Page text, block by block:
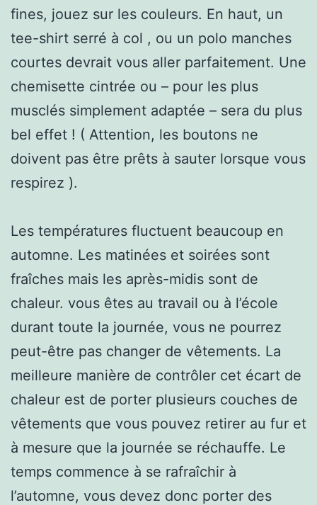
fines, jouez sur les couleurs. En haut, un
tee-shirt serré à col , ou un polo manches
courtes devrait vous aller parfaitement. Une
chemisette cintrée ou – pour les plus
musclés simplement adaptée – sera du plus
bel effet ! ( Attention, les boutons ne
doivent pas être prêts à sauter lorsque vous
respirez ).
Les températures fluctuent beaucoup en
automne. Les matinées et soirées sont
fraîches mais les après-midis sont de
chaleur. vous êtes au travail ou à l’école
durant toute la journée, vous ne pourrez
peut-être pas changer de vêtements. La
meilleure manière de contrôler cet écart de
chaleur est de porter plusieurs couches de
vêtements que vous pouvez retirer au fur et
à mesure que la journée se réchauffe. Le
temps commence à se rafraîchir à
l’automne, vous devez donc porter des